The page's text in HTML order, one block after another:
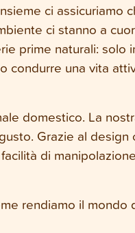
ci assicuriamo
ci stanno a
prime naturali: solo
condurre una vita
domestico. La
Grazie al design
di
rendiamo il mondo